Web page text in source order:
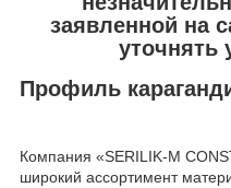
заявленной на
уточнять
Профиль
Компания «SERILIK-M
широкий ассортимент